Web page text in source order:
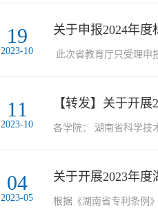
19
2023-10
关于申报2024年
此次省教育厅只受理申
11
2023-10
【转发】关于开
各学院： 湖南省科学技
04
2023-05
关于开展2023年
根据《湖南省专利条例